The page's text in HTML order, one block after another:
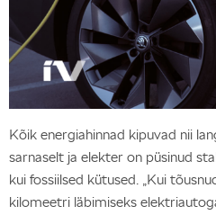
Kõik energiahinnad kipuvad nii
sarnaselt ja elekter on püsinud
kui fossiilsed kütused. „Kui
kilomeetri läbimiseks